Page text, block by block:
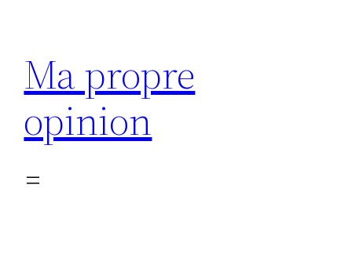
contenu
Ma propre
opinion